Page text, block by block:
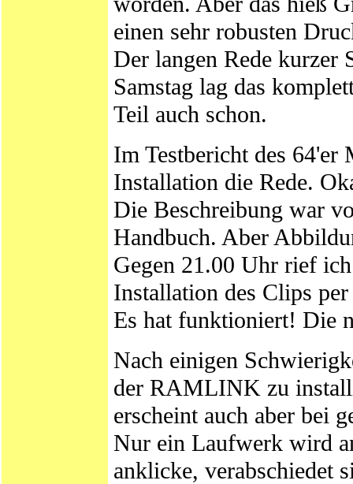
einen sehr robusten
Der langen Rede kurzer
Samstag lag das
Teil auch schon.
Im Testbericht des
Installation die Rede.
Die Beschreibung war
Handbuch. Aber
Gegen 21.00 Uhr rief
Installation des Clips
Es hat funktioniert! Die
Nach einigen
der RAMLINK zu
erscheint auch aber bei
Nur ein Laufwerk wird
anklicke, verabschiedet